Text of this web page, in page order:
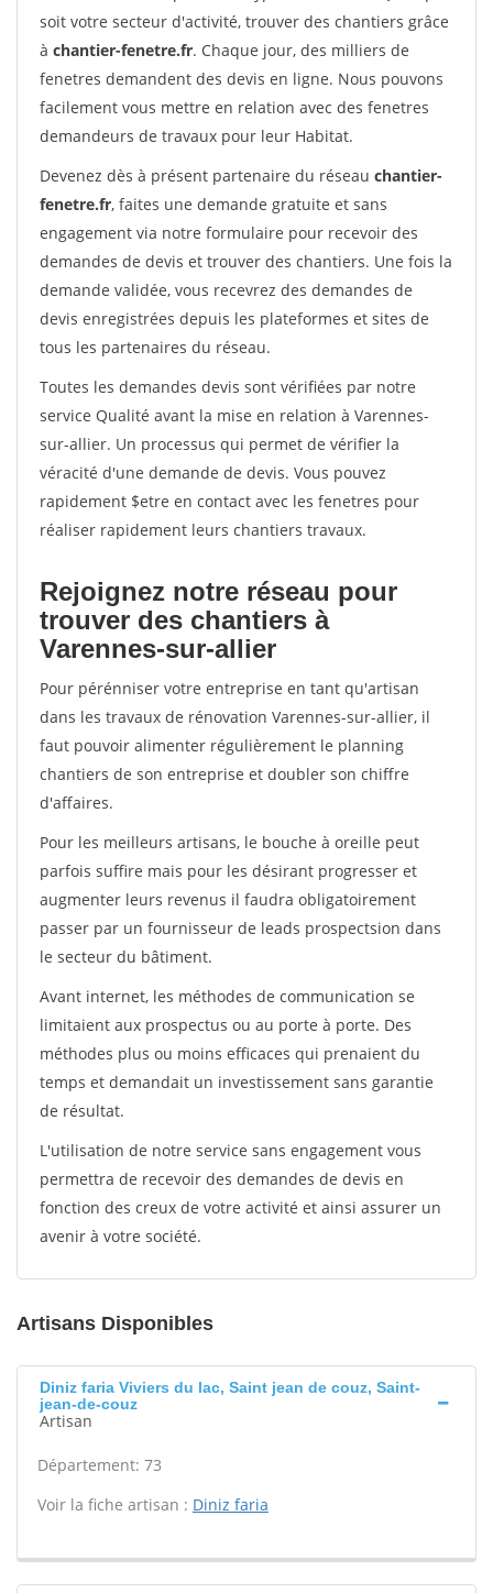
soit votre secteur d'activité, trouver des chantiers grâce
à chantier-fenetre.fr. Chaque jour, des milliers de
fenetres demandent des devis en ligne. Nous pouvons
facilement vous mettre en relation avec des fenetres
demandeurs de travaux pour leur Habitat.
Devenez dès à présent partenaire du réseau chantier-
fenetre.fr, faites une demande gratuite et sans
engagement via notre formulaire pour recevoir des
demandes de devis et trouver des chantiers. Une fois la
demande validée, vous recevrez des demandes de
devis enregistrées depuis les plateformes et sites de
tous les partenaires du réseau.
Toutes les demandes devis sont vérifiées par notre
service Qualité avant la mise en relation à Varennes-
sur-allier. Un processus qui permet de vérifier la
véracité d'une demande de devis. Vous pouvez
rapidement $etre en contact avec les fenetres pour
réaliser rapidement leurs chantiers travaux.
Rejoignez notre réseau pour
trouver des chantiers à
Varennes-sur-allier
Pour pérénniser votre entreprise en tant qu'artisan
dans les travaux de rénovation Varennes-sur-allier, il
faut pouvoir alimenter régulièrement le planning
chantiers de son entreprise et doubler son chiffre
d'affaires.
Pour les meilleurs artisans, le bouche à oreille peut
parfois suffire mais pour les désirant progresser et
augmenter leurs revenus il faudra obligatoirement
passer par un fournisseur de leads prospectsion dans
le secteur du bâtiment.
Avant internet, les méthodes de communication se
limitaient aux prospectus ou au porte à porte. Des
méthodes plus ou moins efficaces qui prenaient du
temps et demandait un investissement sans garantie
de résultat.
L'utilisation de notre service sans engagement vous
permettra de recevoir des demandes de devis en
fonction des creux de votre activité et ainsi assurer un
avenir à votre société.
Artisans Disponibles
Diniz faria Viviers du lac, Saint jean de couz, Saint-
jean-de-couz
Artisan
Département: 73
Voir la fiche artisan : Diniz faria